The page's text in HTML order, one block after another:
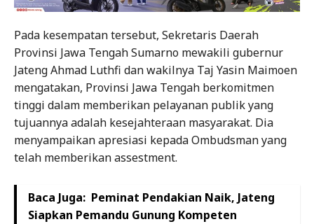
Pada kesempatan tersebut, Sekretaris Daerah
Provinsi Jawa Tengah Sumarno mewakili gubernur
Jateng Ahmad Luthfi dan wakilnya Taj Yasin Maimoen
mengatakan, Provinsi Jawa Tengah berkomitmen
tinggi dalam memberikan pelayanan publik yang
tujuannya adalah kesejahteraan masyarakat. Dia
menyampaikan apresiasi kepada Ombudsman yang
telah memberikan assestment.
Baca Juga: Peminat Pendakian Naik, Jateng
Siapkan Pemandu Gunung Kompeten